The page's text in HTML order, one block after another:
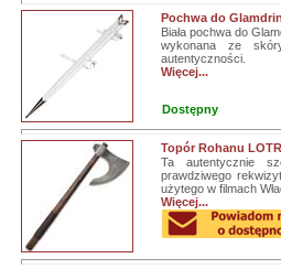
Pochwa do
Biała pochwa do
wykonana ze
autentyczności.
Więcej...
Dostępny
Topór Rohanu
Ta autentycznie
prawdziwego
użytego w filmach
Więcej...